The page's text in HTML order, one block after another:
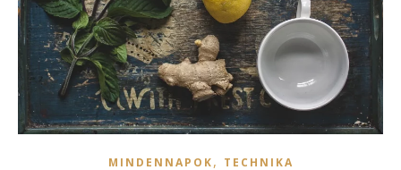
MINDENNAPOK, TECHNIKA